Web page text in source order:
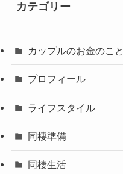
カテゴリー
カップルのお金のこと
プロフィール
ライフスタイル
同棲準備
同棲生活